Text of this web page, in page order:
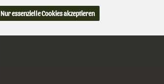
Nur essenzielle Cookies akzeptieren